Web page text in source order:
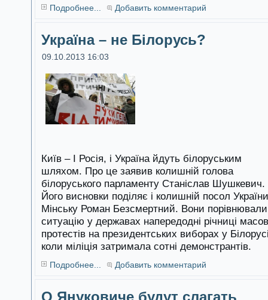
Подробнее... Добавить комментарий
Україна – не Білорусь?
09.10.2013 16:03
Київ – І Росія, і Україна йдуть білоруським
шляхом. Про це заявив колишній голова
білоруського парламенту Станіслав Шушкевич.
Його висновки поділяє і колишній посол
Мінську Роман Безсмертний. Вони порівнювали
ситуацію у державах напередодні річниці
протестів на президентських виборах у
коли міліція затримала сотні демонстрантів.
Подробнее... Добавить комментарий
О Януковиче будут слагать